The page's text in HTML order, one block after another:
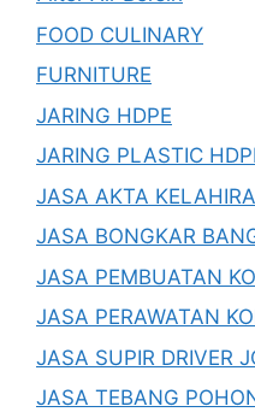
FOOD CULINARY
FURNITURE
JARING HDPE
JARING PLASTIC
JASA AKTA
JASA BONGKAR
JASA PEMBUATAN
JASA PERAWATAN
JASA SUPIR DRIVER
JASA TEBANG